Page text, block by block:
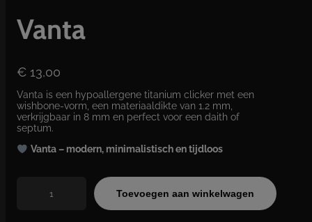
Vanta
€ 13,00
Vanta is een hypoallergene titanium clicker met een
wishbone-vorm, een materiaaldikte van 1.2 mm,
verkrijgbaar in 8 mm en perfect voor een daith of
septum.
Vanta – modern, minimalistisch en tijdloos
Toevoegen aan winkelwagen